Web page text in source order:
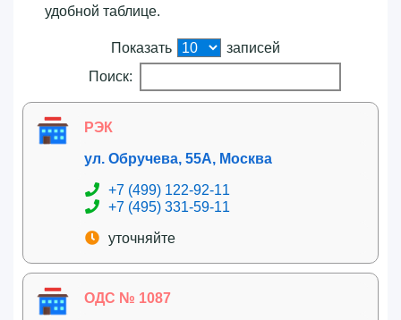
удобной таблице.
Показать
записей
Поиск:
РЭК
ул. Обручева, 55А, Москва
+7 (499) 122-92-11
+7 (495) 331-59-11
уточняйте
ОДС № 1087